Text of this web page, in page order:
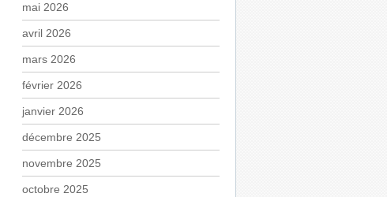
mai 2026
avril 2026
mars 2026
février 2026
janvier 2026
décembre 2025
novembre 2025
octobre 2025